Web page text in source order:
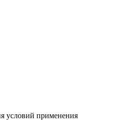
условий применения